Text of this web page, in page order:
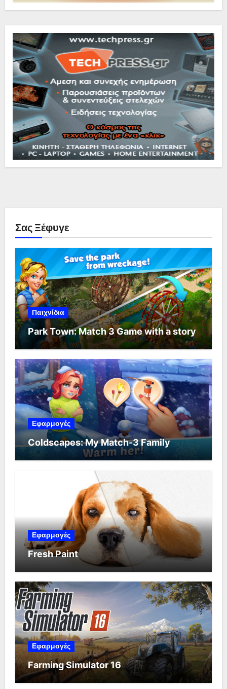
Σας Ξέφυγε
Παιχνίδια
Park Town: Match 3 Game with a story
Εφαρμογές
Coldscapes: My Match-3 Family
Εφαρμογές
Fresh Paint
Εφαρμογές
Farming Simulator 16